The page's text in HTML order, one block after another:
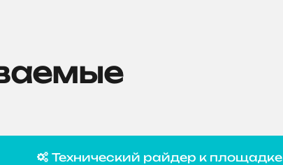
 Технический райдер к площадке